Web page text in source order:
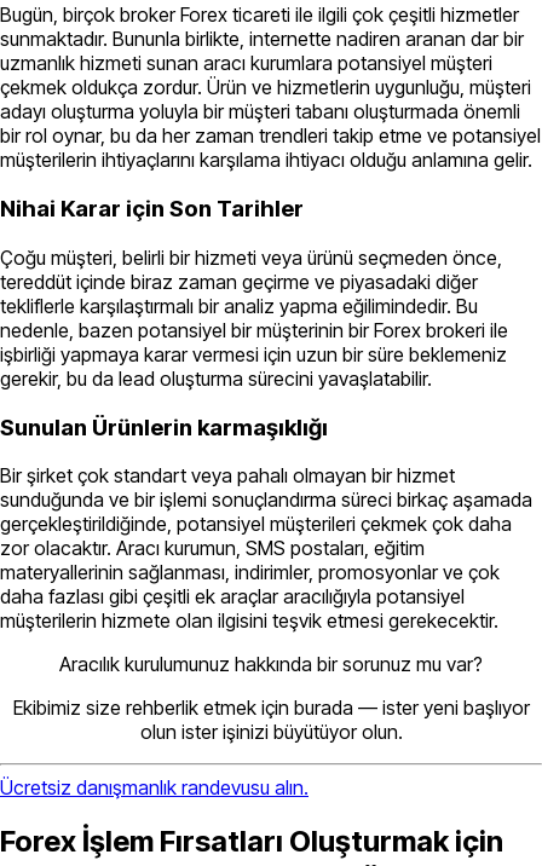
Bugün, birçok broker Forex ticareti ile ilgili çok çeşitli hizmetler
sunmaktadır. Bununla birlikte, internette nadiren aranan dar bir
uzmanlık hizmeti sunan aracı kurumlara potansiyel müşteri
çekmek oldukça zordur. Ürün ve hizmetlerin uygunluğu, müşteri
adayı oluşturma yoluyla bir müşteri tabanı oluşturmada önemli
bir rol oynar, bu da her zaman trendleri takip etme ve potansiyel
müşterilerin ihtiyaçlarını karşılama ihtiyacı olduğu anlamına gelir.
Nihai Karar için Son Tarihler
Çoğu müşteri, belirli bir hizmeti veya ürünü seçmeden önce,
tereddüt içinde biraz zaman geçirme ve piyasadaki diğer
tekliflerle karşılaştırmalı bir analiz yapma eğilimindedir. Bu
nedenle, bazen potansiyel bir müşterinin bir Forex brokeri ile
işbirliği yapmaya karar vermesi için uzun bir süre beklemeniz
gerekir, bu da lead oluşturma sürecini yavaşlatabilir.
Sunulan Ürünlerin karmaşıklığı
Bir şirket çok standart veya pahalı olmayan bir hizmet
sunduğunda ve bir işlemi sonuçlandırma süreci birkaç aşamada
gerçekleştirildiğinde, potansiyel müşterileri çekmek çok daha
zor olacaktır. Aracı kurumun, SMS postaları, eğitim
materyallerinin sağlanması, indirimler, promosyonlar ve çok
daha fazlası gibi çeşitli ek araçlar aracılığıyla potansiyel
müşterilerin hizmete olan ilgisini teşvik etmesi gerekecektir.
Aracılık kurulumunuz hakkında bir sorunuz mu var?
Ekibimiz size rehberlik etmek için burada — ister yeni başlıyor
olun ister işinizi büyütüyor olun.
Ücretsiz danışmanlık randevusu alın.
Forex İşlem Fırsatları Oluşturmak için